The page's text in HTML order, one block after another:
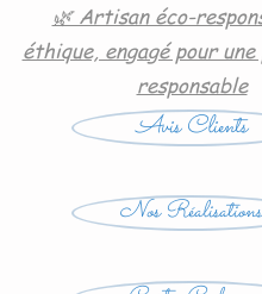
🌿 Artisan éco-
éthique, engagé pour
responsable
Avis Clients
Nos Réalisations